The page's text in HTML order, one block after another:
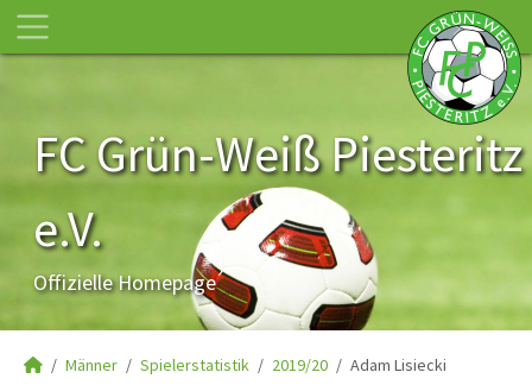
FC Grün-Weiß Piesteritz
e.V.
Offizielle Homepage
Männer Spielerstatistik 2019/20 Adam Lisiecki